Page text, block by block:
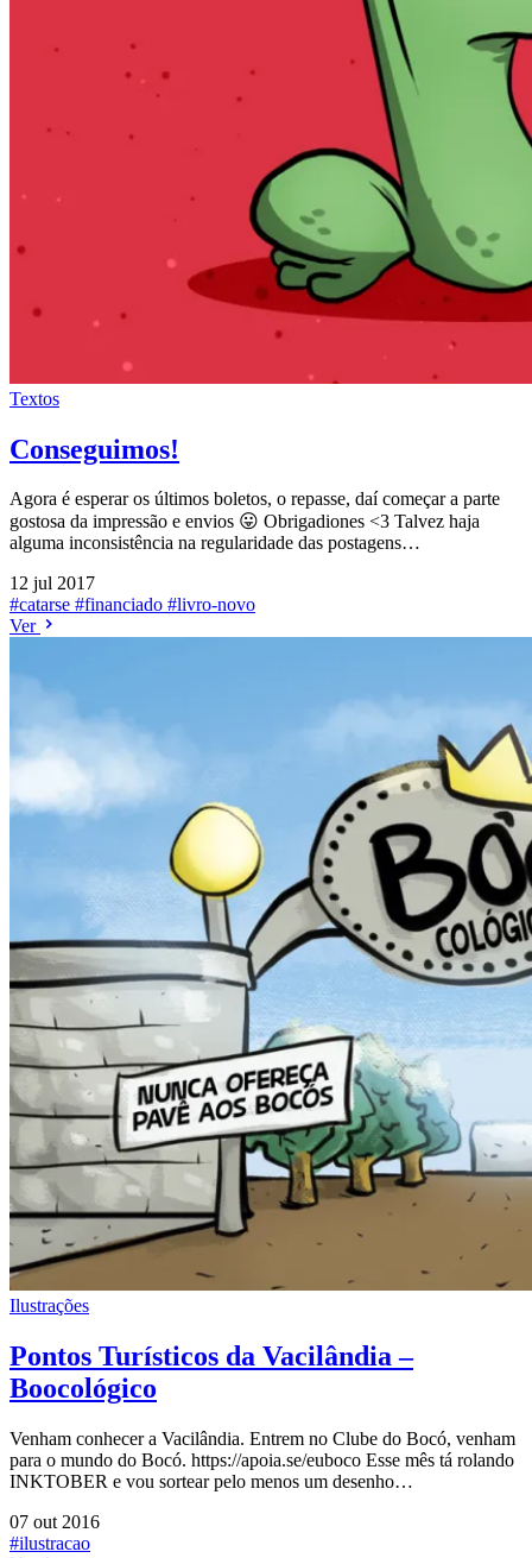
Textos
Conseguimos!
Agora é esperar os últimos boletos, o repasse, daí começar a parte
gostosa da impressão e envios 😛 Obrigadiones <3 Talvez haja
alguma inconsistência na regularidade das postagens…
12 jul 2017
#catarse #financiado #livro-novo
Ver
Ilustrações
Pontos Turísticos da Vacilândia –
Boocológico
Venham conhecer a Vacilândia. Entrem no Clube do Bocó, venham
para o mundo do Bocó. https://apoia.se/euboco Esse mês tá rolando
INKTOBER e vou sortear pelo menos um desenho…
07 out 2016
#ilustracao